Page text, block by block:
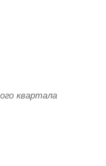
квартала